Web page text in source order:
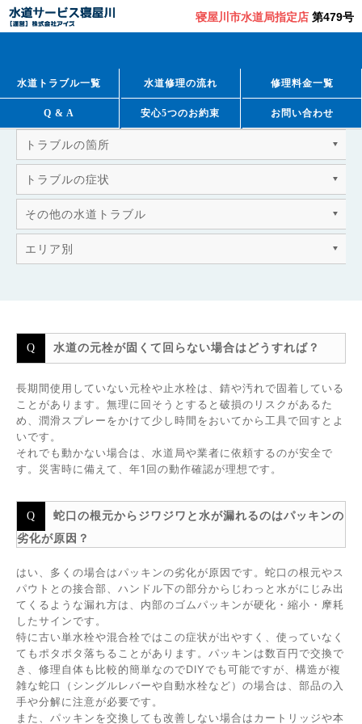
寝屋川市水道局指定店 第479号
水道トラブル一覧 水道修理の流れ 修理料金一覧
Q & A 安心5つのお約束 お問い合わせ
トラブルの箇所
トラブルの症状
その他の水道トラブル
エリア別
水道の元栓が固くて回らない場合はどうすれば？
長期間使用していない元栓や止水栓は、錆や汚れで固着している
ことがあります。無理に回そうとすると破損のリスクがあるた
め、潤滑スプレーをかけて少し時間をおいてから工具で回すとよ
いです。
それでも動かない場合は、水道局や業者に依頼するのが安全で
す。災害時に備えて、年1回の動作確認が理想です。
蛇口の根元からジワジワと水が漏れるのはパッキンの
劣化が原因？
はい、多くの場合はパッキンの劣化が原因です。蛇口の根元やス
パウトとの接合部、ハンドル下の部分からじわっと水がにじみ出
てくるような漏れ方は、内部のゴムパッキンが硬化・縮小・摩耗
したサインです。
特に古い単水栓や混合栓ではこの症状が出やすく、使っていなく
てもポタポタ落ちることがあります。パッキンは数百円で交換で
き、修理自体も比較的簡単なのでDIYでも可能ですが、構造が複
雑な蛇口（シングルレバーや自動水栓など）の場合は、部品の入
手や分解に注意が必要です。
また、パッキンを交換しても改善しない場合はカートリッジや本